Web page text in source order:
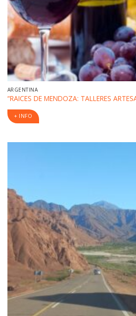
ARGENTINA
“RAICES DE MENDOZA: TALLERES
+ INFO